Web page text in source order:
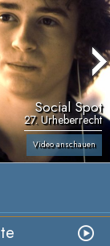
Social Spot
27. Urheberrecht
Video anschauen